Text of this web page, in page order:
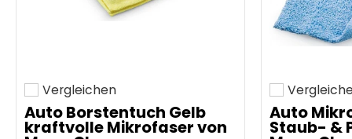
Hinzufügen zum vergleichen
Vergleichen
Auto Borstentuch Gelb
kraftvolle Mikrofaser von
Hinzufügen
Auto
Staub- &